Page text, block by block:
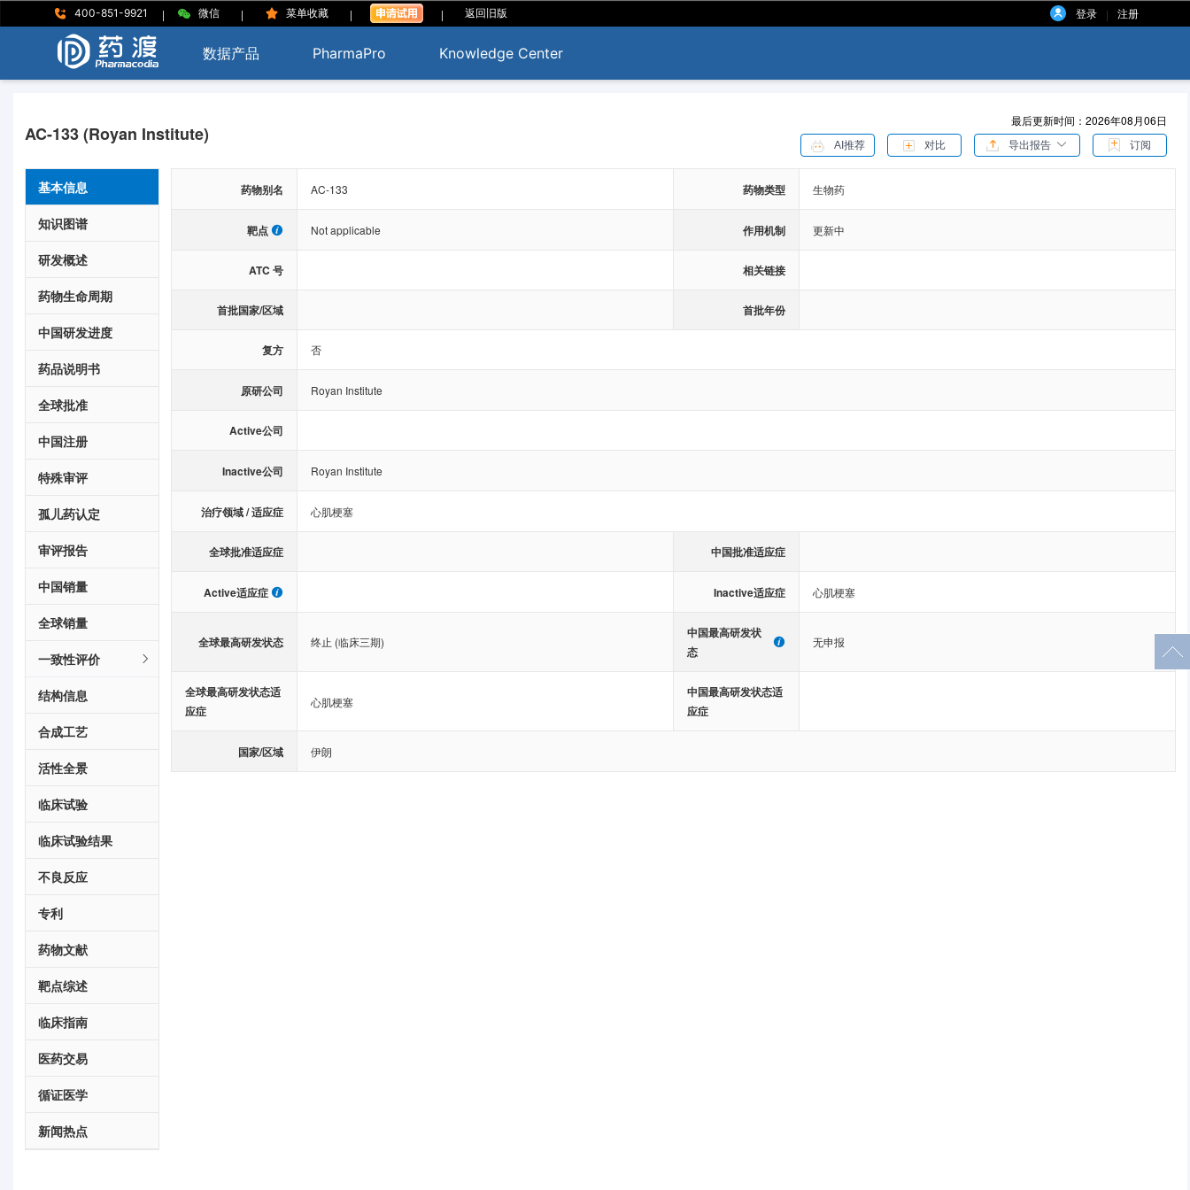
400-851-9921 | 微信 | 菜单收藏 | | 返回旧版 登录 | 注册
数据产品 PharmaPro Knowledge Center
AC-133 (Royan Institute)
最后更新时间：2026年08月06日
AI推荐 对比 导出报告 订阅
基本信息
知识图谱
研发概述
药物生命周期
中国研发进度
药品说明书
全球批准
中国注册
特殊审评
孤儿药认定
审评报告
中国销量
全球销量
一致性评价
结构信息
合成工艺
活性全景
临床试验
临床试验结果
不良反应
专利
药物文献
靶点综述
临床指南
医药交易
循证医学
新闻热点
药物别名 AC-133 药物类型 生物药
靶点 Not applicable 作用机制 更新中
ATC 号 相关链接
首批国家/区域 首批年份
复方 否
原研公司 Royan Institute
Active公司
Inactive公司 Royan Institute
治疗领域 / 适应症 心肌梗塞
全球批准适应症 中国批准适应症
Active适应症 Inactive适应症 心肌梗塞
全球最高研发状态 终止 (临床三期)
中国最高研发状
态
无申报
全球最高研发状态适
应症
心肌梗塞
中国最高研发状态适
应症
国家/区域 伊朗